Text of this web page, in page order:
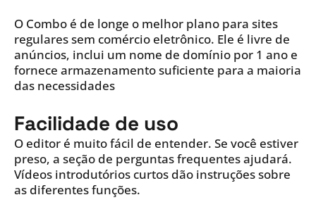
O Combo é de longe o melhor plano para sites
regulares sem comércio eletrônico. Ele é livre de
anúncios, inclui um nome de domínio por 1 ano e
fornece armazenamento suficiente para a maioria
das necessidades
Facilidade de uso
O editor é muito fácil de entender. Se você estiver
preso, a seção de perguntas frequentes ajudará.
Vídeos introdutórios curtos dão instruções sobre
as diferentes funções.